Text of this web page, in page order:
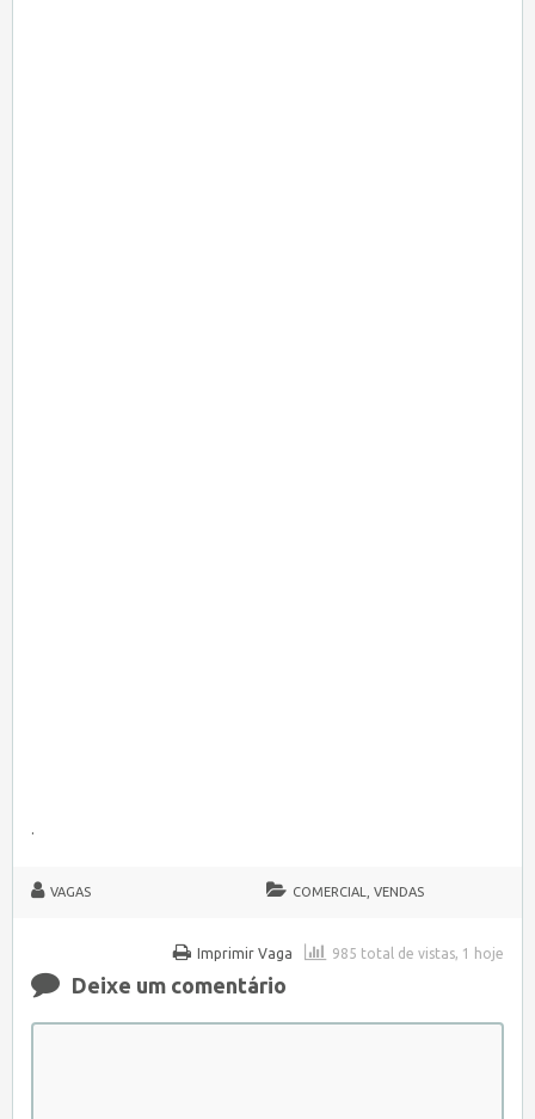
.
VAGAS COMERCIAL, VENDAS
985 total de vistas, 1 hoje
Imprimir Vaga
Deixe um comentário